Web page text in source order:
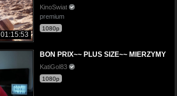
01:15:53
KinoSwiat
premium
1080p
BON PRIX~~ PLUS SIZE~~ MIERZYMY
KatiGol83
1080p